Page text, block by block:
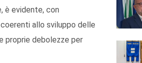
è evidente, con
allo sviluppo delle
proprie debolezze per